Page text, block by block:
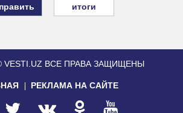
итоги
VESTI.UZ ВСЕ ПРАВА ЗАЩИЩЕНЫ
РЕКЛАМА НА САЙТЕ